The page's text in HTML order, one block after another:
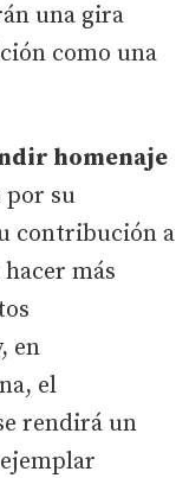
una gira
como una
homenaje
por su
contribución a
más
en
el
rendirá un